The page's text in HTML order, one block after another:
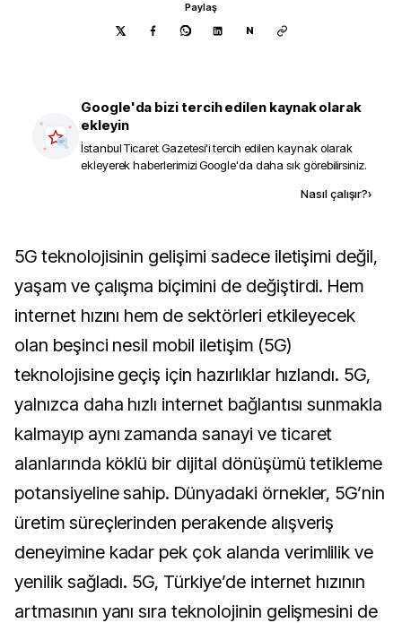
Paylaş
N
Google'da bizi tercih edilen kaynak olarak
ekleyin
İstanbul Ticaret Gazetesi'i tercih edilen kaynak olarak
ekleyerek haberlerimizi Google'da daha sık görebilirsiniz.
Nasıl çalışır?›
5G teknolojisinin gelişimi sadece iletişimi değil,
yaşam ve çalışma biçimini de değiştirdi. Hem
internet hızını hem de sektörleri etkileyecek
olan beşinci nesil mobil iletişim (5G)
teknolojisine geçiş için hazırlıklar hızlandı. 5G,
yalnızca daha hızlı internet bağlantısı sunmakla
kalmayıp aynı zamanda sanayi ve ticaret
alanlarında köklü bir dijital dönüşümü tetikleme
potansiyeline sahip. Dünyadaki örnekler, 5G’nin
üretim süreçlerinden perakende alışveriş
deneyimine kadar pek çok alanda verimlilik ve
yenilik sağladı. 5G, Türkiye’de internet hızının
artmasının yanı sıra teknolojinin gelişmesini de